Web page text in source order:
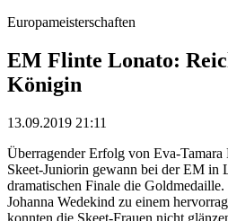
Europameisterschaften
EM Flinte Lonato:
Königin
13.09.2019 21:11
Überragender Erfolg von Eva-
Skeet-Juniorin gewann bei der EM in
dramatischen Finale die
Johanna Wedekind zu einem
konnten die Skeet-Frauen nicht